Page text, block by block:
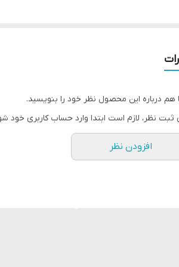
هم درباره این محصول نظر خود را بنویسید.
ثبت نظر، لازم است ابتدا وارد حساب کاربری خود
افزودن نظر